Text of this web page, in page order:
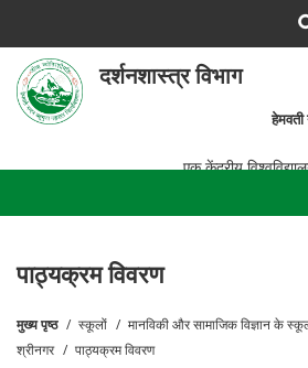
main
content
दर्शनशास्त्र विभाग
हेमवती नंदन बहुगुणा
एक केंद्रीय
पाठ्यक्रम विवरण
पग
मुख्य पृष्ठ स्कूलों मानविकी और सामाजिक विज्ञान के
श्रीनगर
पाठ्यक्रम विवरण